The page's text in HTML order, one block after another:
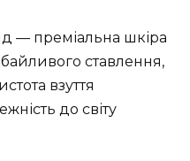
— преміальна шкіра
ставлення,
взуття
до світу